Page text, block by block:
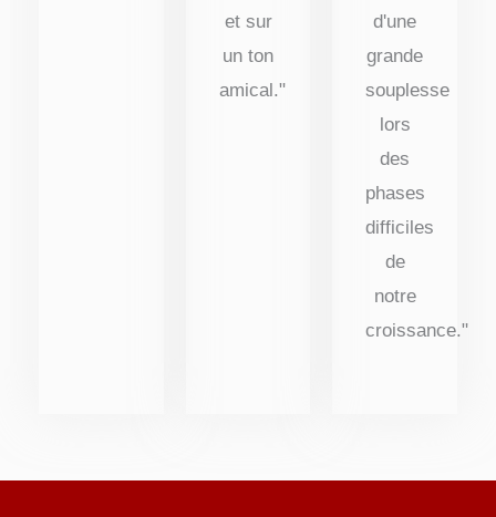
et sur
un ton
amical."
d'une
grande
souplesse
lors
des
phases
difficiles
de
notre
croissance."